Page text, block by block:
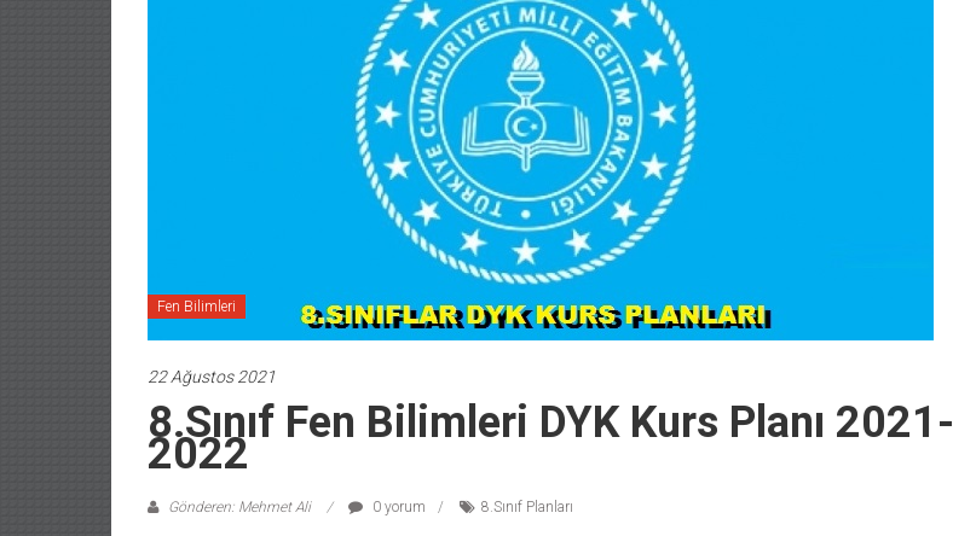
Fen Bilimleri
22 Ağustos 2021
8.Sınıf Fen Bilimleri DYK Kurs Planı 2021-
2022
Gönderen: Mehmet Ali 0 yorum 8.Sınıf Planları